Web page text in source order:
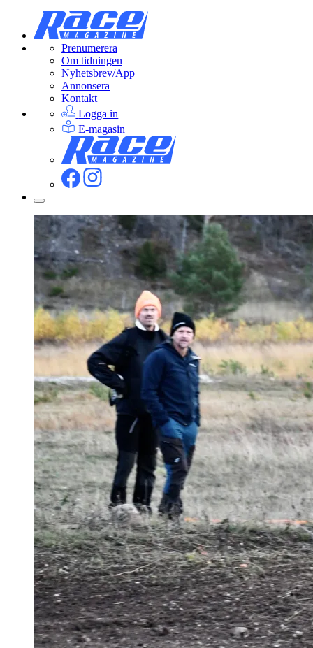
Prenumerera
Om tidningen
Nyhetsbrev/App
Annonsera
Kontakt
Logga in
E-magasin